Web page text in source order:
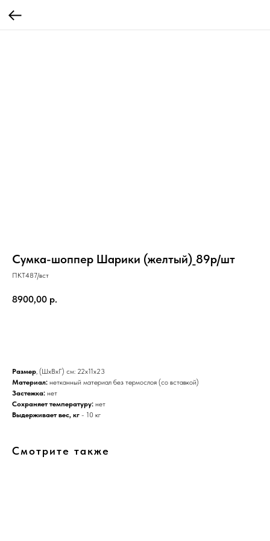
Сумка-шоппер Шарики (желтый)_89р/шт
ПКТ487/вст
8900,00 р.
Размер, (ШхВхГ) см: 22х11х23
Материал: нетканный материал без термослоя (со вставкой)
Застежка: нет
Сохраняет температуру: нет
Выдерживает вес, кг - 10 кг
Смотрите также